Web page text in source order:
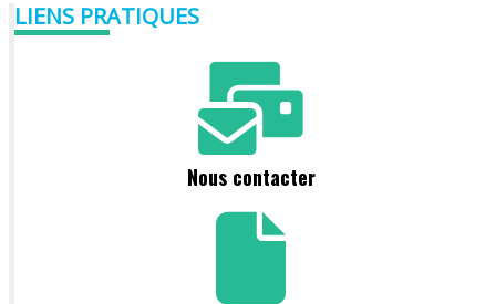
LIENS PRATIQUES
Nous contacter